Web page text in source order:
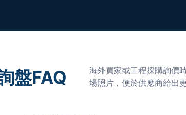
盤FAQ
海外買家或工程採購詢價
場照片，便於供應商給出